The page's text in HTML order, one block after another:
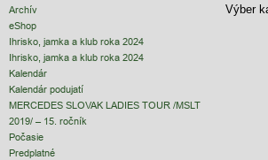
Archív
eShop
Ihrisko, jamka a klub roka 2024
Ihrisko, jamka a klub roka 2024
Kalendár
Kalendár podujatí
MERCEDES SLOVAK LADIES TOUR /MSLT
2019/ – 15. ročník
Počasie
Predplatné
ČLÁNKY